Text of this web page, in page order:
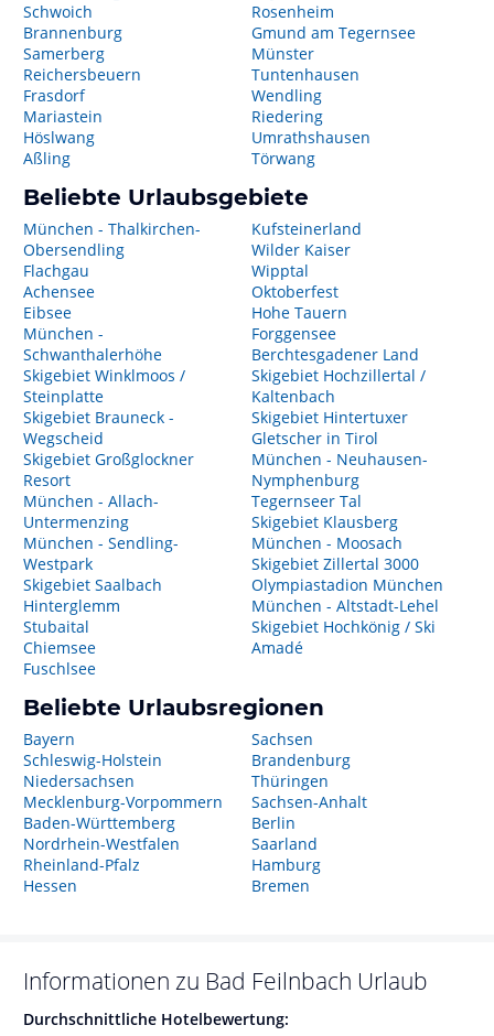
Schwoich
Brannenburg
Samerberg
Reichersbeuern
Frasdorf
Mariastein
Höslwang
Aßling
Rosenheim
Gmund am Tegernsee
Münster
Tuntenhausen
Wendling
Riedering
Umrathshausen
Törwang
Beliebte Urlaubsgebiete
München - Thalkirchen-
Obersendling
Flachgau
Achensee
Eibsee
München -
Schwanthalerhöhe
Skigebiet Winklmoos /
Steinplatte
Skigebiet Brauneck -
Wegscheid
Skigebiet Großglockner
Resort
München - Allach-
Untermenzing
München - Sendling-
Westpark
Skigebiet Saalbach
Hinterglemm
Stubaital
Chiemsee
Fuschlsee
Kufsteinerland
Wilder Kaiser
Wipptal
Oktoberfest
Hohe Tauern
Forggensee
Berchtesgadener Land
Skigebiet Hochzillertal /
Kaltenbach
Skigebiet Hintertuxer
Gletscher in Tirol
München - Neuhausen-
Nymphenburg
Tegernseer Tal
Skigebiet Klausberg
München - Moosach
Skigebiet Zillertal 3000
Olympiastadion München
München - Altstadt-Lehel
Skigebiet Hochkönig / Ski
Amadé
Beliebte Urlaubsregionen
Bayern
Schleswig-Holstein
Niedersachsen
Mecklenburg-Vorpommern
Baden-Württemberg
Nordrhein-Westfalen
Rheinland-Pfalz
Hessen
Sachsen
Brandenburg
Thüringen
Sachsen-Anhalt
Berlin
Saarland
Hamburg
Bremen
Informationen zu Bad Feilnbach Urlaub
Durchschnittliche Hotelbewertung: